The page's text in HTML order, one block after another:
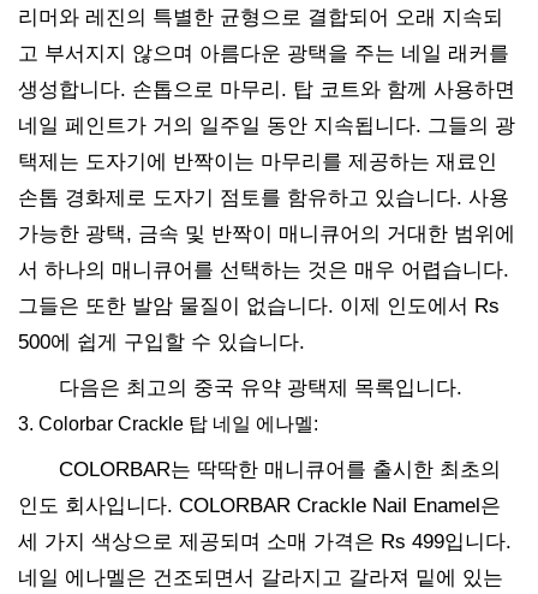
리머와 레진의 특별한 균형으로 결합되어 오래 지속되
고 부서지지 않으며 아름다운 광택을 주는 네일 래커를
생성합니다. 손톱으로 마무리. 탑 코트와 함께 사용하면
네일 페인트가 거의 일주일 동안 지속됩니다. 그들의 광
택제는 도자기에 반짝이는 마무리를 제공하는 재료인
손톱 경화제로 도자기 점토를 함유하고 있습니다. 사용
가능한 광택, 금속 및 반짝이 매니큐어의 거대한 범위에
서 하나의 매니큐어를 선택하는 것은 매우 어렵습니다.
그들은 또한 발암 물질이 없습니다. 이제 인도에서 Rs
500에 쉽게 구입할 수 있습니다.
다음은 최고의 중국 유약 광택제 목록입니다.
3. Colorbar Crackle 탑 네일 에나멜:
COLORBAR는 딱딱한 매니큐어를 출시한 최초의
인도 회사입니다. COLORBAR Crackle Nail Enamel은
세 가지 색상으로 제공되며 소매 가격은 Rs 499입니다.
네일 에나멜은 건조되면서 갈라지고 갈라져 밑에 있는